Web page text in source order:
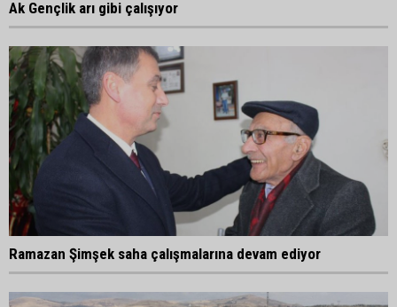
Ak Gençlik arı gibi çalışıyor
Ramazan Şimşek saha çalışmalarına devam ediyor